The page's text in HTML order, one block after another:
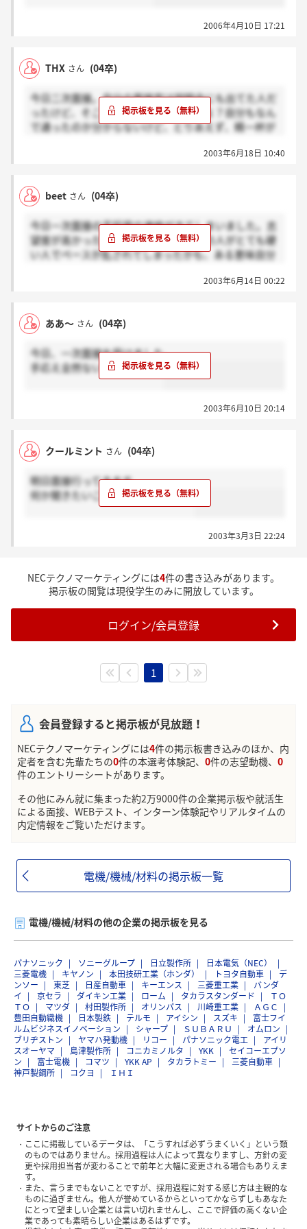
2006年4月10日 17:21
THX さん (04卒)
今日二次面接。自分の面接官は説明会にも出てた人だ
ったけど、そこまで硬く無かったですよ？自分もなん
で通ったのか分からないけど、とりあえず、精一杯が
2003年6月18日 10:40
beet さん (04卒)
今日一次面接の不採用の連絡がきてしまいました。志
望度が高かっただけに残念！ 面接官の人がとても硬
い人でペースが乱されてしまったかも、ある意味自分
2003年6月14日 00:22
ああ～ さん (04卒)
今日、一次面接を受けました。
手応え全然ないです・・・。
2003年6月10日 20:14
クールミント さん (04卒)
明日面接行ってきます。
何か聞きたいことがあればどうぞ。
2003年3月3日 22:24
NECテクノマーケティングには4件の書き込みがあります。
掲示板の閲覧は現役学生のみに開放しています。
ログイン/会員登録
1
会員登録すると掲示板が見放題！
NECテクノマーケティングには4件の掲示板書き込みのほか、内
定者を含む先輩たちの0件の本選考体験記、 0件の志望動機、 0
件のエントリーシートがあります。
その他にみん就に集まった約2万9000件の企業掲示板や就活生
による面接、WEBテスト、インターン体験記やリアルタイムの
内定情報をご覧いただけます。
電機/機械/材料の掲示板一覧
電機/機械/材料の他の企業の掲示板を見る
パナソニック ソニーグループ 日立製作所
日本電気（NEC）
三菱電機
キヤノン 本田技研工業（ホンダ） トヨタ自動車
デ
ンソー
東芝 日産自動車 キーエンス 三菱重工業
バンダ
イ
京セラ ダイキン工業 ローム タカラスタンダード
ＴＯ
ＴＯ
マツダ 村田製作所 オリンパス 川崎重工業
ＡＧＣ
豊田自動織機
日本製鉄 テルモ アイシン スズキ
富士フイ
ルムビジネスイノベーション
シャープ ＳＵＢＡＲＵ
オムロン
ブリヂストン
ヤマハ発動機 リコー パナソニック電工
アイリ
スオーヤマ
島津製作所 コニカミノルタ YKK
セイコーエプソ
ン
富士電機 コマツ YKK AP タカラトミー
三菱自動車
神戸製鋼所
コクヨ ＩＨＩ
サイトからのご注意
ここに掲載しているデータは、「こうすれば必ずうまくいく」という類
のものではありません。採用過程は人によって異なりますし、方針の変
更や採用担当者が変わることで前年と大幅に変更される場合もありえま
す。
また、言うまでもないことですが、採用過程に対する感じ方は主観的な
ものに過ぎません。他人が誉めているからといってかならずしもあなた
にとって望ましい企業とは言い切れませんし、ここで評価の高くない企
業であっても素晴らしい企業はあるはずです。